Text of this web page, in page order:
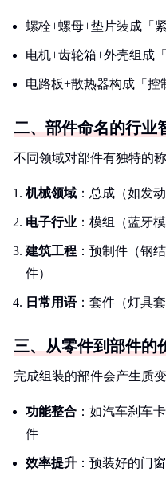
螺栓+螺母+垫片装成「紧
电机+齿轮箱+外壳组成
电路板+散热器构成「控
二、部件命名的行业
不同领域对部件有独特的称
机械领域 ：总成（如发
电子行业 ：模组（蓝牙
建筑工程 ：预制件（钢
件）
日常用语：套件（灯具
三、从零件到部件的
完成组装的部件会产生质变
功能整合 ：如汽车刹车
件
效率提升 ：预装好的门